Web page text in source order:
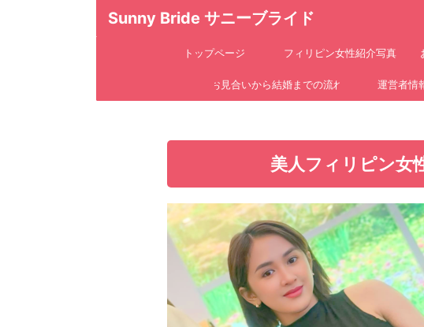
Sunny Bride サニーブライド
トップページ フィリピン女性紹介写真
お見合いから結婚までの流れ 運営者情
美人フィリピン女